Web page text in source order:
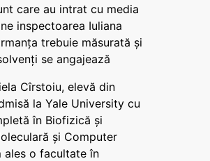
care au intrat cu media
inspectoarea Iuliana
trebuie măsurată și
se angajează
Cîrstoiu, elevă din
la Yale University cu
în Biofizică și
și Computer
ales o facultate în